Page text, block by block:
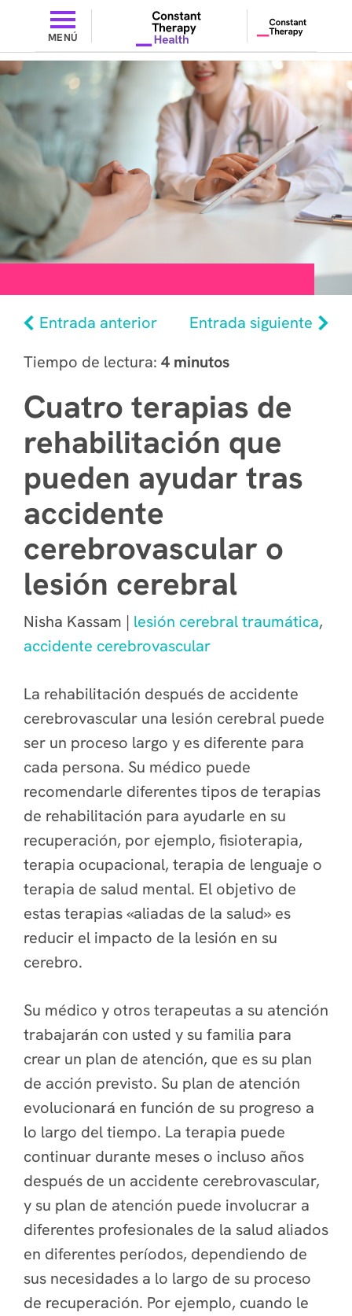
MENÚ
Entrada anterior
Entrada siguiente
Tiempo de lectura: 4 minutos
Cuatro terapias de
rehabilitación que
pueden ayudar tras
accidente
cerebrovascular o
lesión cerebral
Nisha Kassam | lesión cerebral traumática,
accidente cerebrovascular
La rehabilitación después de accidente
cerebrovascular una lesión cerebral puede
ser un proceso largo y es diferente para
cada persona. Su médico puede
recomendarle diferentes tipos de terapias
de rehabilitación para ayudarle en su
recuperación, por ejemplo, fisioterapia,
terapia ocupacional, terapia de lenguaje o
terapia de salud mental. El objetivo de
estas terapias «aliadas de la salud» es
reducir el impacto de la lesión en su
cerebro.
Su médico y otros terapeutas a su atención
trabajarán con usted y su familia para
crear un plan de atención, que es su plan
de acción previsto. Su plan de atención
evolucionará en función de su progreso a
lo largo del tiempo. La terapia puede
continuar durante meses o incluso años
después de un accidente cerebrovascular,
y su plan de atención puede involucrar a
diferentes profesionales de la salud aliados
en diferentes períodos, dependiendo de
sus necesidades a lo largo de su proceso
de recuperación. Por ejemplo, cuando le